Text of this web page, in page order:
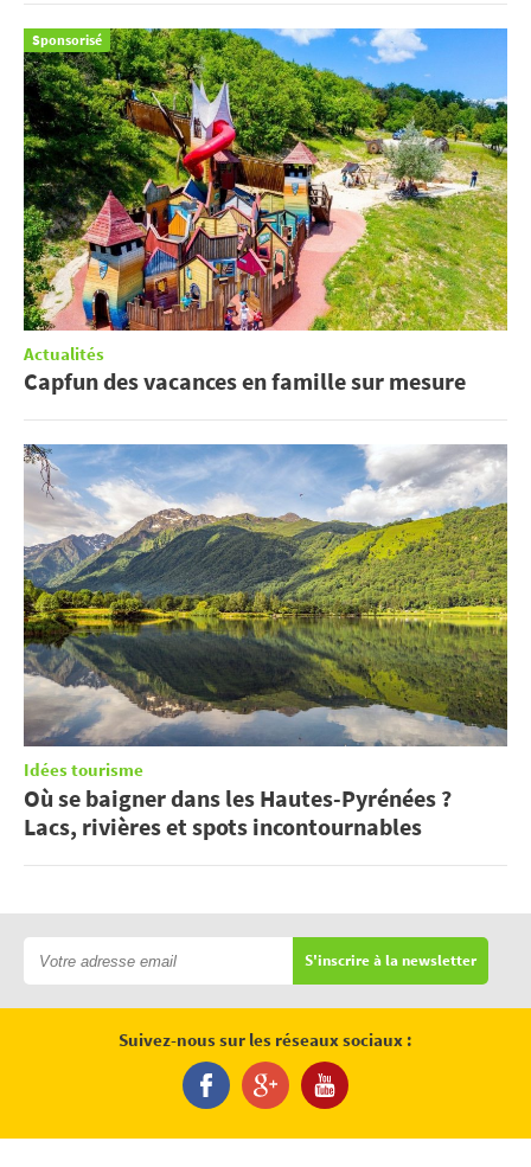
Sponsorisé
Actualités
Capfun des vacances en famille sur mesure
Idées tourisme
Où se baigner dans les Hautes-Pyrénées ?
Lacs, rivières et spots incontournables
S'inscrire à la newsletter
Suivez-nous sur les réseaux sociaux :